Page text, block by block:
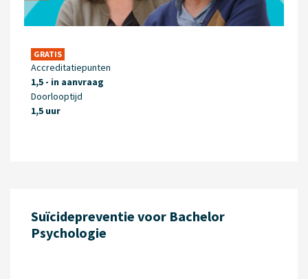
GRATIS
Accreditatiepunten
1,5 - in aanvraag
Doorlooptijd
1,5 uur
Suïcidepreventie voor Bachelor
Psychologie